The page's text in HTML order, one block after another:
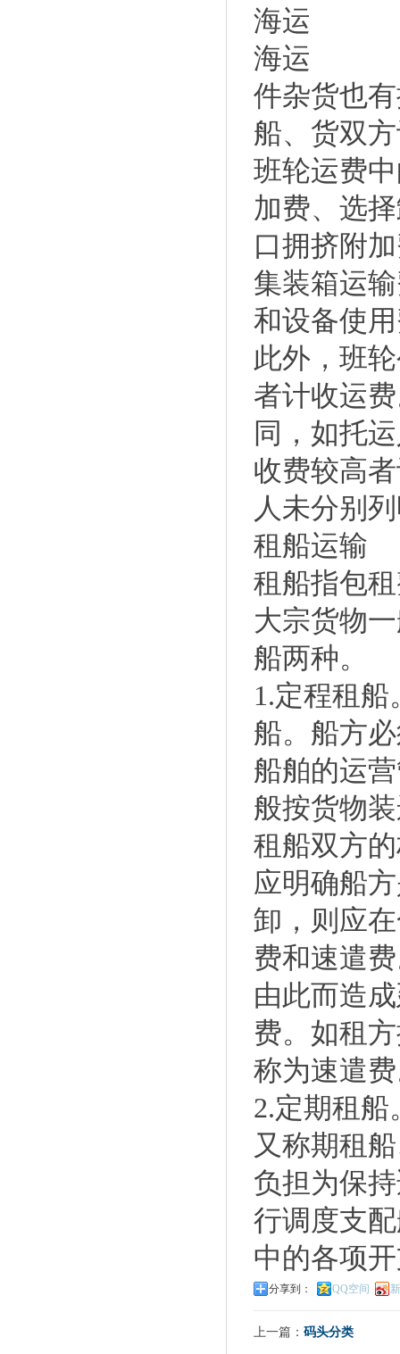
海运
海运
件杂货也
船、货双
班轮运费
加费、选
口拥挤附
集装箱运
和设备使
此外，班
者计收运
同，如托
收费较高
人未分别
租船运输
租船指包
大宗货物
船两种。
1.定程租
船。船方
船舶的运
般按货物
租船双方
应明确船
卸，则应
费和速遣
由此而造
费。如租
称为速遣
2.定期租
又称期租
负担为保
行调度支
中的各项
分享到： QQ空间
上一篇： 码头分类